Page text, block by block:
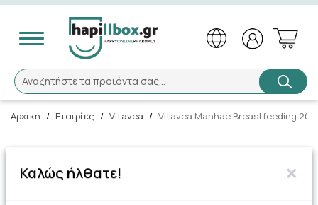
Αναζητήστε τα προϊόντα σας...
Αναζήτηση
Αρχική / Εταιρίες / Vitavea / Vitavea Manhae Breastfeeding 20
Καλώς ήλθατε! ×